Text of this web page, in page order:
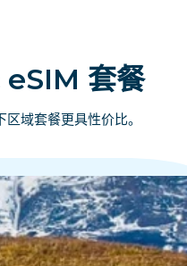
eSIM 套餐
域套餐更具性价比。